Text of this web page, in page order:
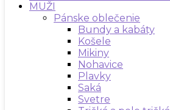
MUŽI
Pánske oblečenie
Bundy a kabáty
Košele
Mikiny
Nohavice
Plavky
Saká
Svetre